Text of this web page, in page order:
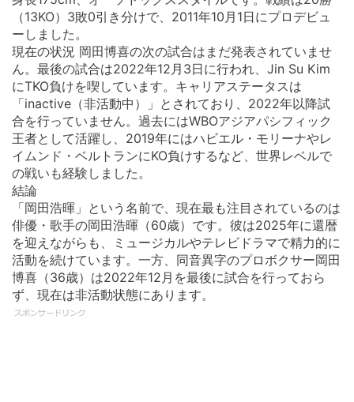
（13KO）3敗0引き分けで、2011年10月1日にプロデビュ
ーしました。
現在の状況 岡田博喜の次の試合はまだ発表されていませ
ん。最後の試合は2022年12月3日に行われ、Jin Su Kim
にTKO負けを喫しています。キャリアステータスは
「inactive（非活動中）」とされており、2022年以降試
合を行っていません。過去にはWBOアジアパシフィック
王者として活躍し、2019年にはハビエル・モリーナやレ
イムンド・ベルトランにKO負けするなど、世界レベルで
の戦いも経験しました。
結論
「岡田浩暉」という名前で、現在最も注目されているのは
俳優・歌手の岡田浩暉（60歳）です。彼は2025年に還暦
を迎えながらも、ミュージカルやテレビドラマで精力的に
活動を続けています。一方、同音異字のプロボクサー岡田
博喜（36歳）は2022年12月を最後に試合を行っておら
ず、現在は非活動状態にあります。